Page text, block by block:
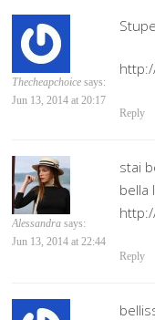
Thecheapchoice says:
Jun 13, 2014 at 20:17
Reply
Alessandra says:
Jun 13, 2014 at 22:44
stai
bella
Reply